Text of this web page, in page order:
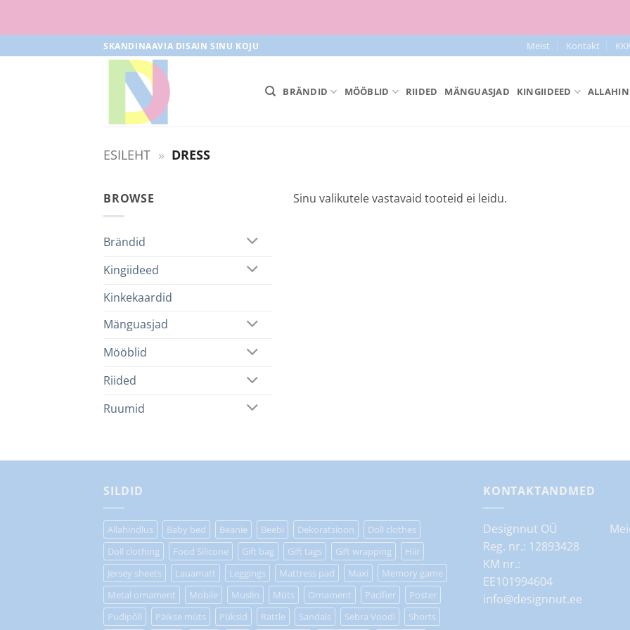
to
SKANDINAAVIA DISAIN SINU KOJU Meist Kontakt
BRÄNDID MÖÖBLID RIIDED MÄNGUASJAD KINGIIDEED
ESILEHT » DRESS
BROWSE
Brändid
Kingiideed
Kinkekaardid
Mänguasjad
Mööblid
Riided
Ruumid
Sinu valikutele vastavaid tooteid ei leidu.
SILDID
Allahindlus Baby bed Beanie Beebi Dekoratsioon
Doll clothes
Doll clothing
Food Silicone Gift bag Gift tags Gift wrapping
Hiir
Jersey sheets
Lauamatt Leggings Mattress pad Maxi
Memory game
Metal ornament
Mobile Muslin Müts Ornament Pacifier
Poster
Pudipõll
Päikse müts Püksid Rattle Sandals Sebra Voodi Shorts
KONTAKTANDMED
Designnut OÜ
Reg. nr.: 12893428
KM nr.:
EE101994604
info@designnut.ee